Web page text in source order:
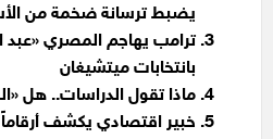
يضبط ترسانة ضخمة من
ترامب يهاجم المصري «عبد
بانتخابات ميتشيغان
ماذا تقول الدراسات.. هل
خبير اقتصادي يكشف